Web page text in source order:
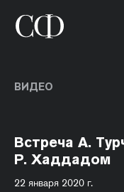
ВИДЕО
Встреча А.
Р. Хаддадом
22 января 2020 г.